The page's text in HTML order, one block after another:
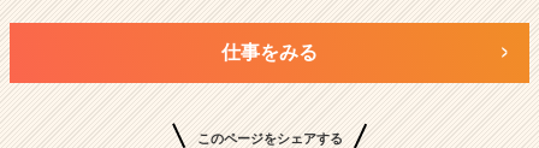
仕事をみる
このページをシェアする